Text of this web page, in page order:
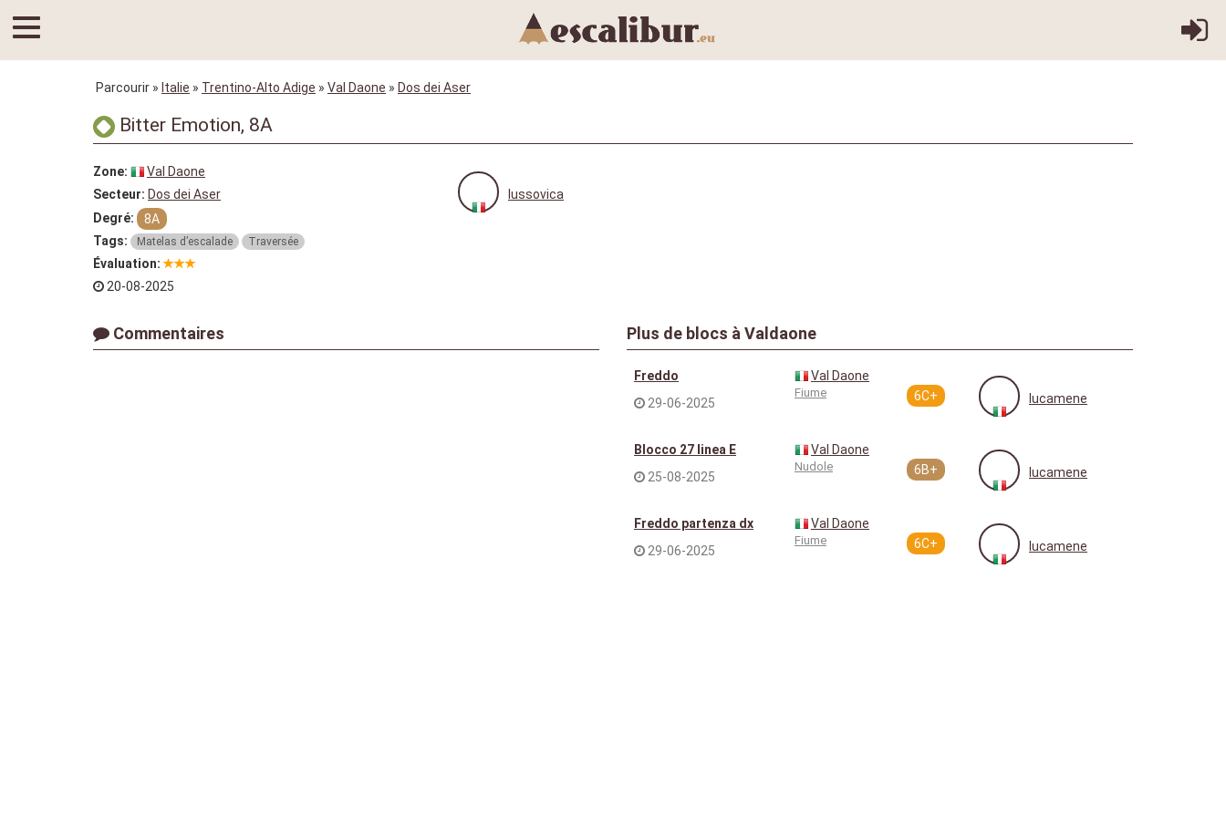
Parcourir » Italie » Trentino-Alto Adige » Val Daone » Dos dei Aser
Bitter Emotion, 8A
Zone:
Val Daone
Secteur: Dos dei Aser
Degré:
8A
Tags:
Matelas d’escalade Traversée
Évaluation:
20-08-2025
lussovica
Commentaires Plus de blocs à Valdaone
Freddo
29-06-2025
Val Daone
Fiume 6C+ lucamene
Blocco 27 linea E
25-08-2025
Val Daone
Nudole 6B+ lucamene
Freddo partenza dx
29-06-2025
Val Daone
Fiume 6C+ lucamene